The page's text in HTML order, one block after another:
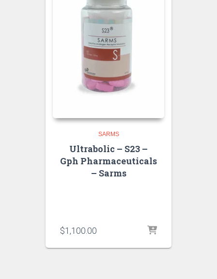
SARMS
Ultrabolic – S23 –
Gph Pharmaceuticals
– Sarms
$1,100.00